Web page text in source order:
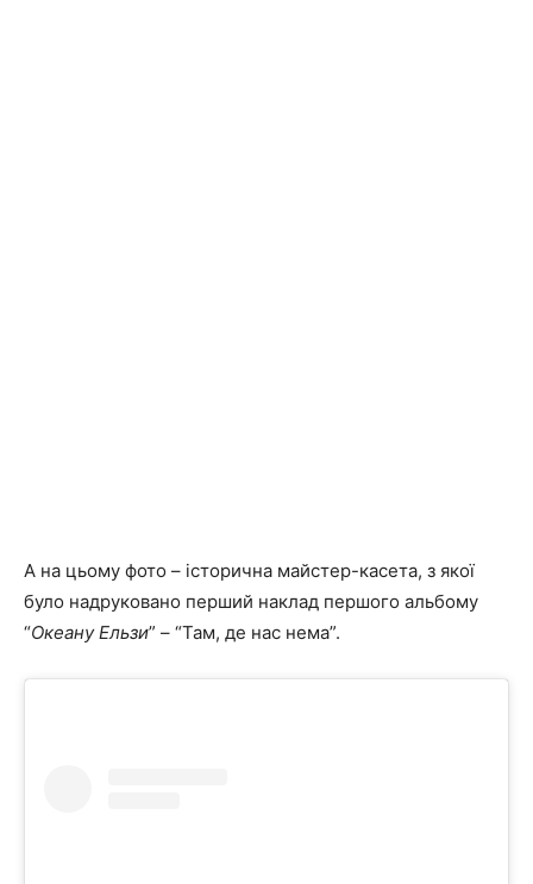
А на цьому фото – історична майстер-касета, з якої
було надруковано перший наклад першого альбому
“Океану Ельзи” – “Там, де нас нема”.